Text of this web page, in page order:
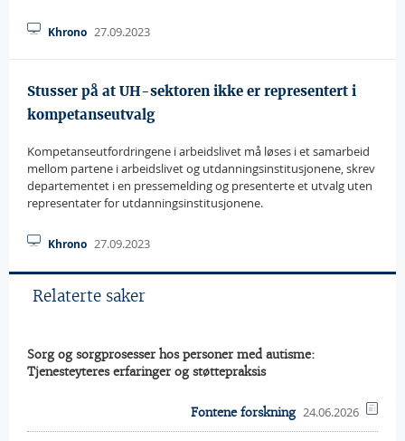
Khrono 27.09.2023
Stusser på at UH-sektoren ikke er representert i
kompetanseutvalg
Kompetanseutfordringene i arbeidslivet må løses i et samarbeid
mellom partene i arbeidslivet og utdanningsinstitusjonene, skrev
departementet i en pressemelding og presenterte et utvalg uten
representater for utdanningsinstitusjonene.
Khrono 27.09.2023
Relaterte saker
Sorg og sorgprosesser hos personer med autisme:
Tjenesteyteres erfaringer og støttepraksis
Fontene forskning 24.06.2026